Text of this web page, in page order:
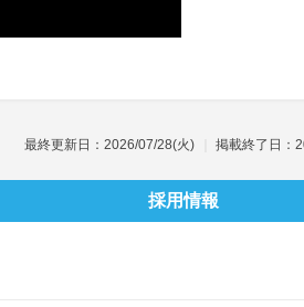
最終更新日：2026/07/28(火) 掲載終了日：
採用情報